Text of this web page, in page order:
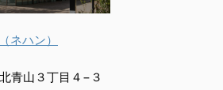
ネハン）
青山３丁目４−３